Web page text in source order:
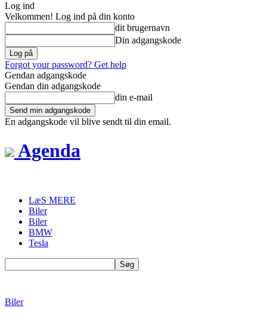
Log ind
Velkommen! Log ind på din konto
dit brugernavn
Din adgangskode
Forgot your password? Get help
Gendan adgangskode
Gendan din adgangskode
din e-mail
En adgangskode vil blive sendt til din email.
Agenda
LæS MERE
Biler
Biler
BMW
Tesla
Biler